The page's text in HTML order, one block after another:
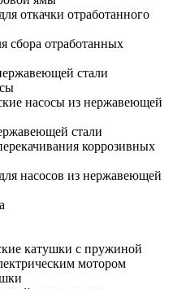
откачки отработанного
сбора отработанных
стали
насосы из нержавеющей
стали
коррозивных
насосов из нержавеющей
катушки с пружиной
мотором